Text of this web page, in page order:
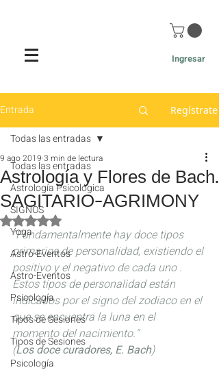
Ingresar
Entrada Regístrate
Todas las entradas
Astrología Psicológica
SIGNOS
Yoga
Astro-Eventos
Astro-Eventos
Psicología
Tipos de Sesiones
Tipos de Sesiones
Psicología
Todas las entradas
Astrología y Flores de Bach.
SAGITARIO-AGRIMONY
9 ago 2019 3 min de lectura
Obtuvo NaN de 5 estrellas.
"Fundamentalmente hay doce tipos
primarios de personalidad, existiendo el
positivo y el negativo de cada uno .
Estos tipos de personalidad están
indicados por el signo del zodiaco en el
que se encuentra la luna en el
momento del nacimiento."
(Los doce curadores, E. Bach)